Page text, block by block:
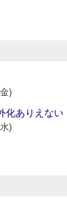
)
化ありえない
)